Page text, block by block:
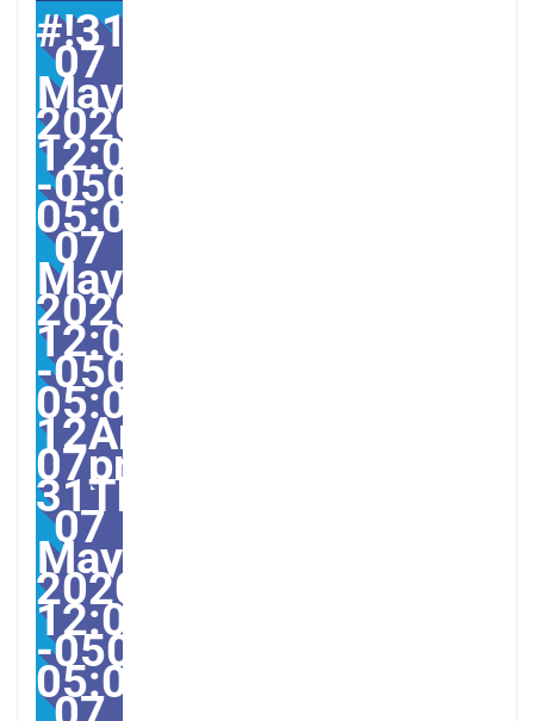
#!31Thu,
07
May
2020
12:00:47
-0500-
05:004731#31Thu,
07
May
2020
12:00:47
-0500-
05:00-
12America/
07pm31pm-
31Thu,
07
May
2020
12:00:47
-0500-
05:0012America/